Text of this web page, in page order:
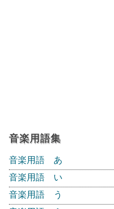
音楽用語集
音楽用語 あ
音楽用語 い
音楽用語 う